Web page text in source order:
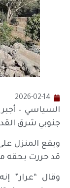
2026-02-14
السياسي – أجبر
جنوبي شرق
قد حررت بحقه